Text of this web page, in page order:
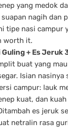
yang medok
nagih dan
tipe nasi campur
worth it.
Guling + Es Jeruk
buat yang
Isian nasinya
campur: lauk
kuat, dan
es jeruk
netralin rasa